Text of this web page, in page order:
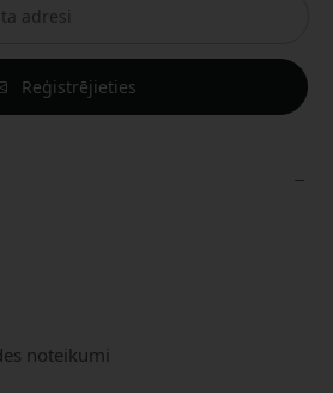
Reģistrējieties
noteikumi